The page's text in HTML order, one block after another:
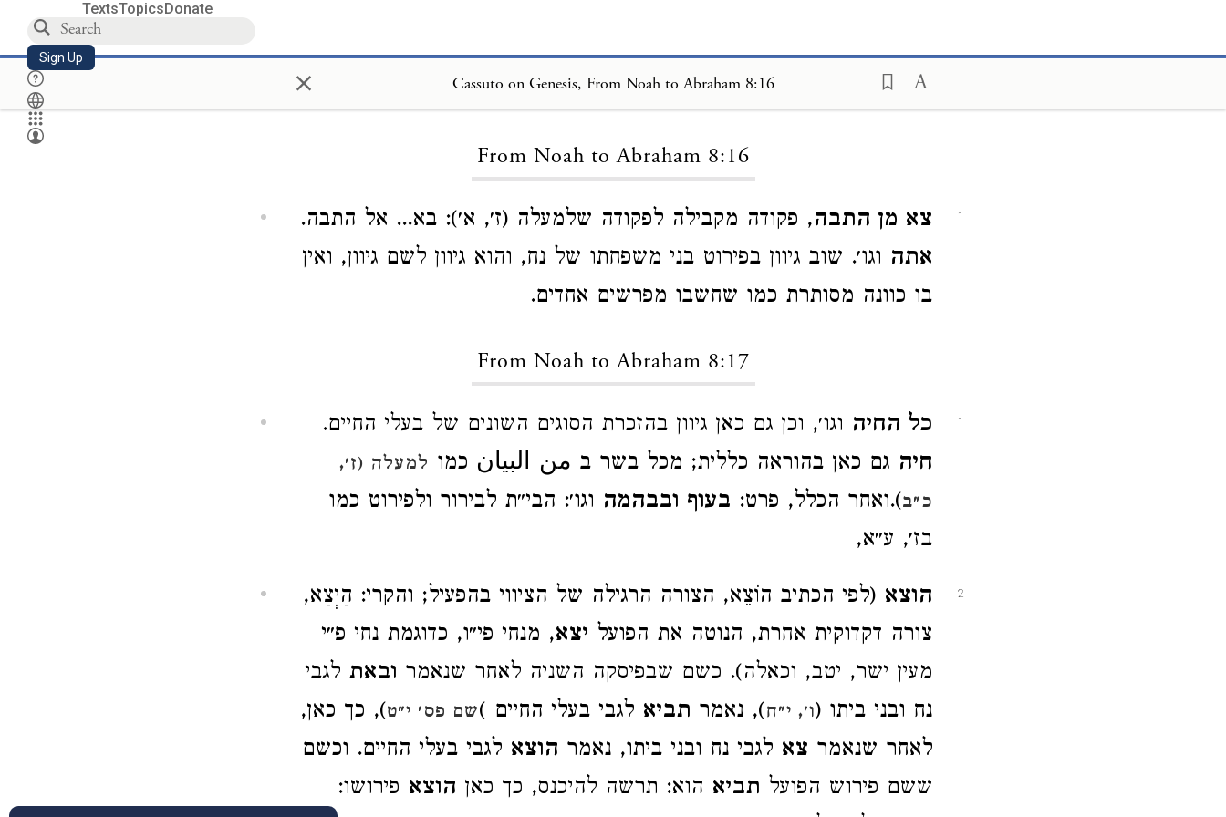
TextsTopicsDonate
Sign Up × Cassuto on Genesis, From Noah to Abraham 8:16
From Noah to Abraham 8:16
1 צא מן התבה, פקודה מקבילה לפקודה שלמעלה (ז׳, א׳): בא... אל התבה.
אתה וגו׳. שוב גיוון בפירוט בני משפחתו של נח, והוא גיוון לשם גיוון, ואין
בו כוונה מסותרת כמו שחשבו מפרשים אחדים.
From Noah to Abraham 8:17
1 כל החיה וגו׳, וכן גם כאן גיוון בהזכרת הסוגים השונים של בעלי החיים.
חיה גם כאן בהוראה כללית; מכל בשר ב من البيان כמו למעלה (ז׳,
כ״ב).ואחר הכלל, פרט: בעוף ובבהמה וגו׳: הבי״ת לבירור ולפירוט כמו
בז׳, ע״א,
2 הוצא (לפי הכתיב הוֹצֵא, הצורה הרגילה של הציווי בהפעיל; והקרי: הַיְצַא,
צורה דקדוקית אחרת, הנוטה את הפועל יצא, מנחי פי״ו, כדוגמת נחי פ״י
מעין ישר, יטב, וכאלה). כשם שבפיסקה השניה לאחר שנאמר ובאת לגבי
נח ובני ביתו (ו׳, י״ח), נאמר תביא לגבי בעלי החיים )שם פס׳ י״ט), כך כאן,
לאחר שנאמר צא לגבי נח ובני ביתו, נאמר הוצא לגבי בעלי החיים. וכשם
ששם פירוש הפועל תביא הוא: תרשה להיכנס, כך כאן הוצא פירושו: